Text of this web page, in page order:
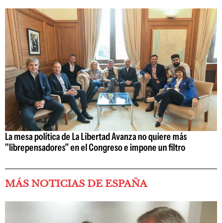
La mesa política de La Libertad Avanza no quiere más
"librepensadores" en el Congreso e impone un filtro
MÁS NOTICIAS DE ESPAÑA